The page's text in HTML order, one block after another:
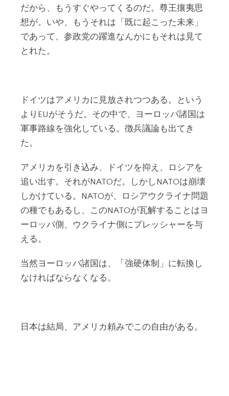
だから、もうすぐやってくるのだ。尊王攘夷思
想が。いや、もうそれは「既に起こった未来」
であって、参政党の躍進なんかにもそれは見て
とれた。
ドイツはアメリカに見放されつつある。という
よりEUがそうだ。その中で、ヨーロッパ諸国は
軍事路線を強化している。徴兵議論も出てき
た。
アメリカを引き込み、ドイツを抑え、ロシアを
追い出す。それがNATOだ。しかしNATOは崩壊
しかけている。NATOが、ロシアウクライナ問題
の種でもあるし、このNATOが瓦解することはヨ
ーロッパ側、ウクライナ側にプレッシャーを与
える。
当然ヨーロッパ諸国は、「強硬体制」に転換し
なければならなくなる。
日本は結局、アメリカ頼みでこの自由がある。